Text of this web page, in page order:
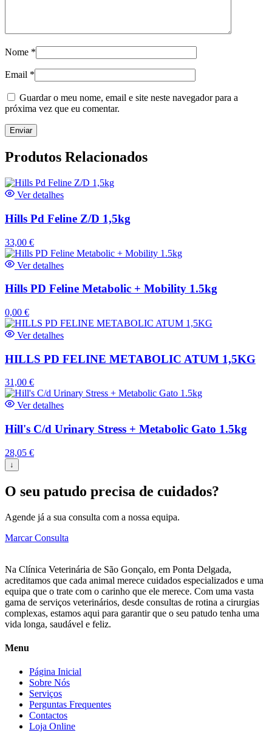
Nome *
Email *
Guardar o meu nome, email e site neste navegador para a
próxima vez que eu comentar.
Produtos Relacionados
Ver detalhes
Hills Pd Feline Z/D 1,5kg
33,00 €
Ver detalhes
Hills PD Feline Metabolic + Mobility 1.5kg
0,00 €
Ver detalhes
HILLS PD FELINE METABOLIC ATUM 1,5KG
31,00 €
Ver detalhes
Hill's C/d Urinary Stress + Metabolic Gato 1.5kg
28,05 €
↓
O seu patudo precisa de cuidados?
Agende já a sua consulta com a nossa equipa.
Marcar Consulta
Na Clínica Veterinária de São Gonçalo, em Ponta Delgada,
acreditamos que cada animal merece cuidados especializados e uma
equipa que o trate com o carinho que ele merece. Com uma vasta
gama de serviços veterinários, desde consultas de rotina a cirurgias
complexas, estamos aqui para garantir que o seu patudo tenha uma
vida longa, saudável e feliz.
Menu
Página Inicial
Sobre Nós
Serviços
Perguntas Frequentes
Contactos
Loja Online